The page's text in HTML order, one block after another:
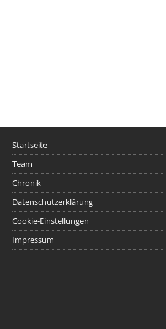
Startseite
Team
Chronik
Datenschutzerklärung
Cookie-Einstellungen
Impressum